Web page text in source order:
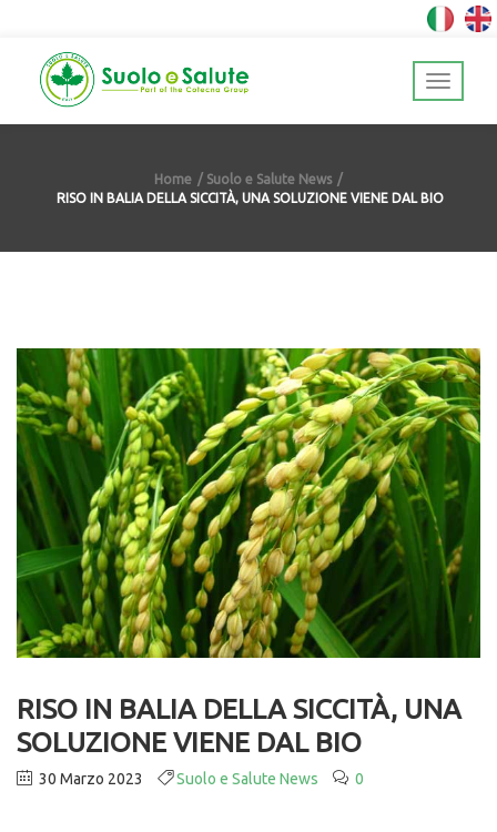
Home
Suolo e Salute News
RISO IN BALIA DELLA SICCITÀ, UNA SOLUZIONE VIENE DAL BIO
RISO IN BALIA DELLA SICCITÀ, UNA
SOLUZIONE VIENE DAL BIO
30 Marzo 2023 Suolo e Salute News 0